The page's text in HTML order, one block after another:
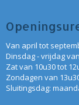
Van april tot
Dinsdag - vrijdag
Zat van 10u30 tot
Zondagen van
Sluitingsdag: